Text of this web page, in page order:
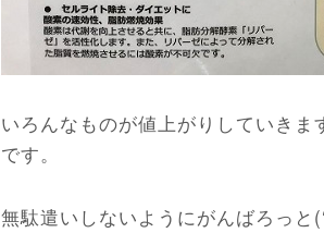
いろんなものが値上がりしていき
です。
無駄遣いしないようにがんばろっと